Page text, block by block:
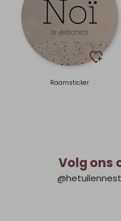
Raamsticker
Volg ons